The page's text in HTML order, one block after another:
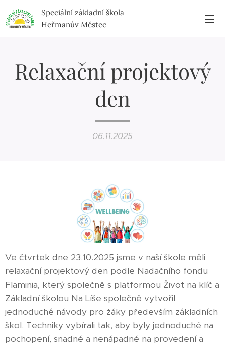
Speciální základní škola
Heřmanův Městec
Relaxační projektový
den
06.11.2025
Ve čtvrtek dne 23.10.2025 jsme v naší škole měli
relaxační projektový den podle Nadačního fondu
Flaminia, který společně s platformou Život na klíč a
Základní školou Na Líše společně vytvořil
jednoduché návody pro žáky především základních
škol. Techniky vybírali tak, aby byly jednoduché na
pochopení, snadné a nenápadné na provedení a